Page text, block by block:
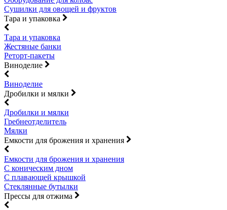
Сушилки для овощей и фруктов
Тара и упаковка
Тара и упаковка
Жестяные банки
Реторт-пакеты
Виноделие
Виноделие
Дробилки и мялки
Дробилки и мялки
Гребнеотделитель
Мялки
Емкости для брожения и хранения
Емкости для брожения и хранения
С коническим дном
С плавающей крышкой
Стеклянные бутылки
Прессы для отжима